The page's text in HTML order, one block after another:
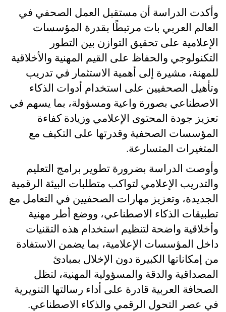
وأكدت الدراسة أن مستقبل العمل الصحفي في
العالم العربي بات مرتبطًا بقدرة المؤسسات
الإعلامية على تحقيق التوازن بين التطور
التكنولوجي والحفاظ على القيم المهنية والأخلاقية
للمهنة، مشيرة إلى أهمية الاستثمار في تدريب
وتأهيل الصحفيين على استخدام أدوات الذكاء
الاصطناعي بصورة واعية ومسؤولة، بما يسهم في
تعزيز جودة المحتوى الإعلامي وزيادة كفاءة
المؤسسات الصحفية وقدرتها على التكيف مع
المتغيرات المتسارعة.
وأوصت الدراسة بضرورة تطوير برامج التعليم
والتدريب الإعلامي لتواكب متطلبات البيئة الرقمية
الجديدة، وتعزيز مهارات الصحفيين في التعامل مع
تطبيقات الذكاء الاصطناعي، ووضع أطر مهنية
وأخلاقية واضحة لتنظيم استخدام هذه التقنيات
داخل المؤسسات الإعلامية، بما يضمن الاستفادة
من إمكاناتها الكبيرة دون الإخلال بمبادئ
المصداقية والدقة والمسؤولية المهنية، لتظل
الصحافة العربية قادرة على أداء رسالتها التنويرية
في عصر التحول الرقمي والذكاء الاصطناعي.